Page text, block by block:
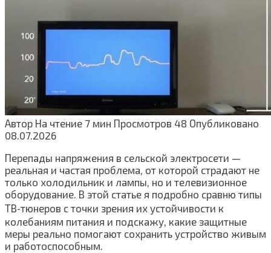
Автор На чтение 7 мин Просмотров 48 Опубликовано
08.07.2026
Перепады напряжения в сельской электросети —
реальная и частая проблема, от которой страдают не
только холодильник и лампы, но и телевизионное
оборудование. В этой статье я подробно сравню типы
ТВ‑тюнеров с точки зрения их устойчивости к
колебаниям питания и подскажу, какие защитные
меры реально помогают сохранить устройство живым
и работоспособным.